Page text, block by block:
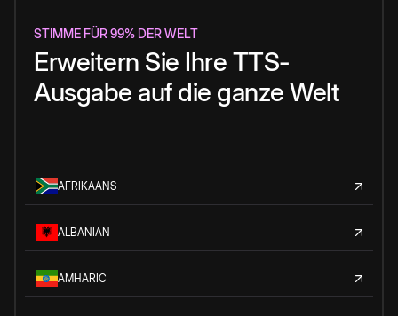
STIMME FÜR 99% DER WELT
Erweitern Sie Ihre TTS-
Ausgabe auf die ganze Welt
AFRIKAANS
ALBANIAN
AMHARIC